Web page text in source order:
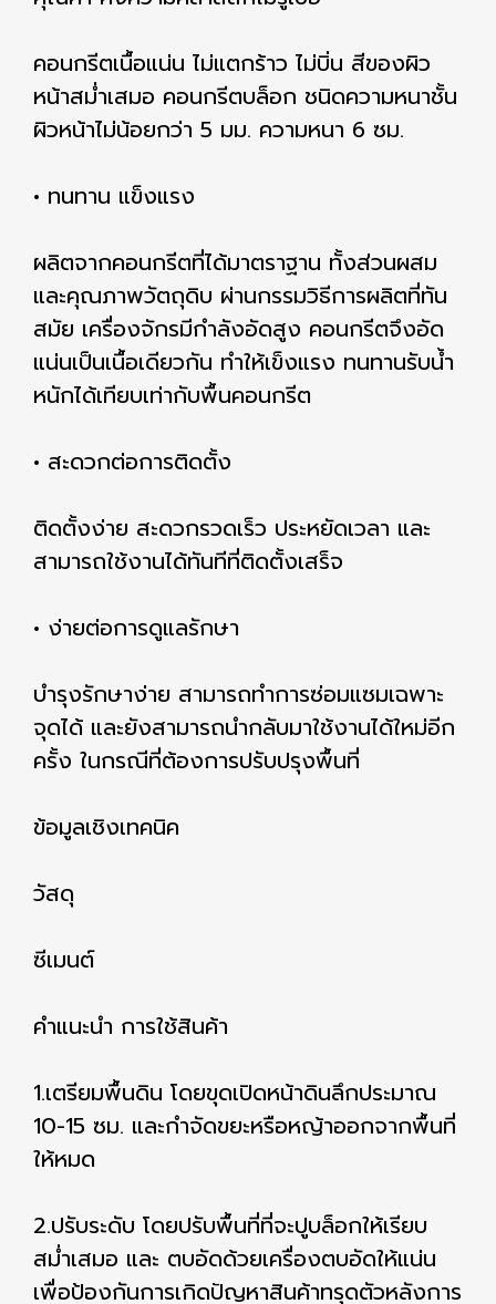
คอนกรีตเนื้อแน่น ไม่แตกร้าว ไม่บิ่น สีของผิว
หน้าสม่ำเสมอ คอนกรีตบล็อก ชนิดความหนาชั้น
ผิวหน้าไม่น้อยกว่า 5 มม. ความหนา 6 ซม.
• ทนทาน แข็งแรง
ผลิตจากคอนกรีตที่ได้มาตราฐาน ทั้งส่วนผสม
และคุณภาพวัตถุดิบ ผ่านกรรมวิธีการผลิตที่ทัน
สมัย เครื่องจักรมีกำลังอัดสูง คอนกรีตจึงอัด
แน่นเป็นเนื้อเดียวกัน ทำให้เข็งแรง ทนทานรับน้ำ
หนักได้เทียบเท่ากับพื้นคอนกรีต
• สะดวกต่อการติดตั้ง
ติดตั้งง่าย สะดวกรวดเร็ว ประหยัดเวลา และ
สามารถใช้งานได้ทันทีที่ติดตั้งเสร็จ
• ง่ายต่อการดูแลรักษา
บำรุงรักษาง่าย สามารถทำการซ่อมแซมเฉพาะ
จุดได้ และยังสามารถนำกลับมาใช้งานได้ใหม่อีก
ครั้ง ในกรณีที่ต้องการปรับปรุงพื้นที่
ข้อมูลเชิงเทคนิค
วัสดุ
ซีเมนต์
คำแนะนำ การใช้สินค้า
1.เตรียมพื้นดิน โดยขุดเปิดหน้าดินลึกประมาณ
10-15 ซม. และกำจัดขยะหรือหญ้าออกจากพื้นที่
ให้หมด
2.ปรับระดับ โดยปรับพื้นที่ที่จะปูบล็อกให้เรียบ
สม่ำเสมอ และ ตบอัดด้วยเครื่องตบอัดให้แน่น
เพื่อป้องกันการเกิดปัญหาสินค้าทรุดตัวหลังการ